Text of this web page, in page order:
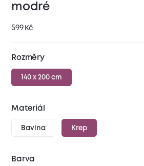
modré
599 Kč
Rozměry
140 x 200 cm
Materiál
Bavlna Krep
Barva